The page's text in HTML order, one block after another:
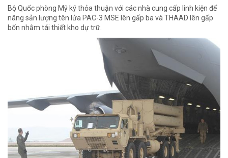
Bộ Quốc phòng Mỹ ký thỏa thuận với các nhà cung cấp linh kiện để
nâng sản lượng tên lửa PAC-3 MSE lên gấp ba và THAAD lên gấp
bốn nhằm tái thiết kho dự trữ.